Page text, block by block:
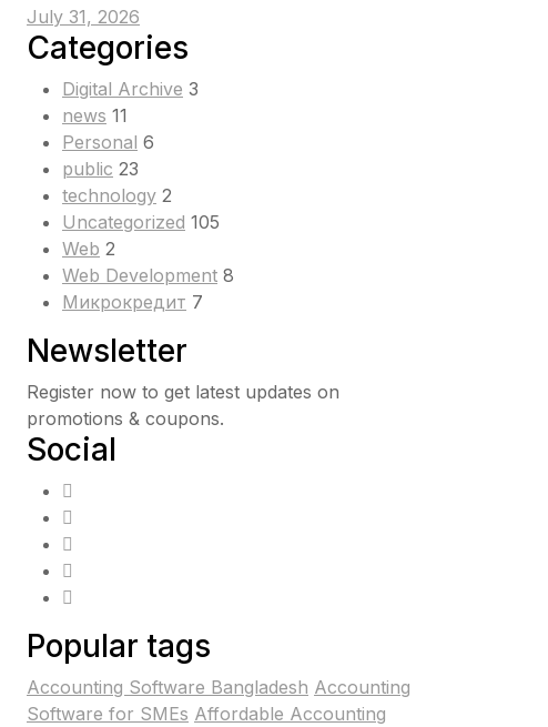
July 31, 2026
Categories
Digital Archive 3
news 11
Personal 6
public 23
technology 2
Uncategorized 105
Web 2
Web Development 8
Микрокредит 7
Newsletter
Register now to get latest updates on
promotions & coupons.
Social
Popular tags
Accounting Software Bangladesh Accounting
Software for SMEs Affordable Accounting